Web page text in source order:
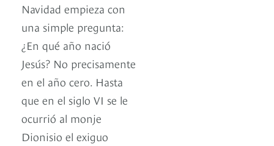
Navidad empieza con
una simple pregunta:
¿En qué año nació
Jesús? No precisamente
en el año cero. Hasta
que en el siglo VI se le
ocurrió al monje
Dionisio el exiguo